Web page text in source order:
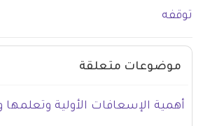
توقفه
موضوعات متعلقة
أهمية الإسعافات الأولية وتعلمها